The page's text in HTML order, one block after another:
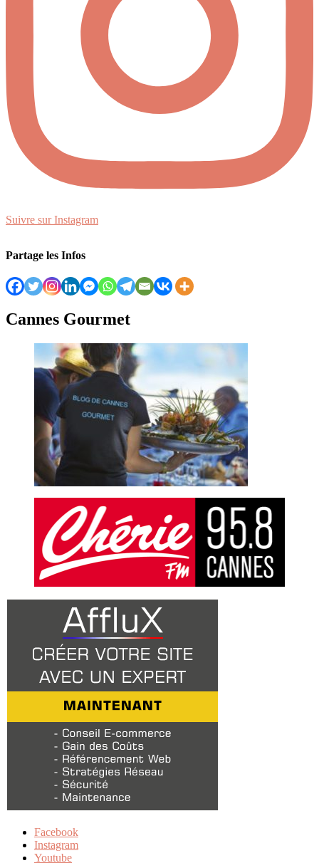
Suivre sur Instagram
Partage les Infos
Cannes Gourmet
Facebook
Instagram
Youtube